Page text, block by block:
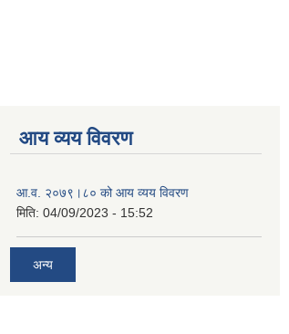
आय व्यय विवरण
आ.व. २०७९।८० को आय व्यय विवरण
मिति: 04/09/2023 - 15:52
अन्य